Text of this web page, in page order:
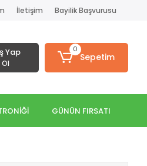
İletişim Bayilik Başvurusu
Yap 0
Sepetim
GÜNÜN FIRSATI